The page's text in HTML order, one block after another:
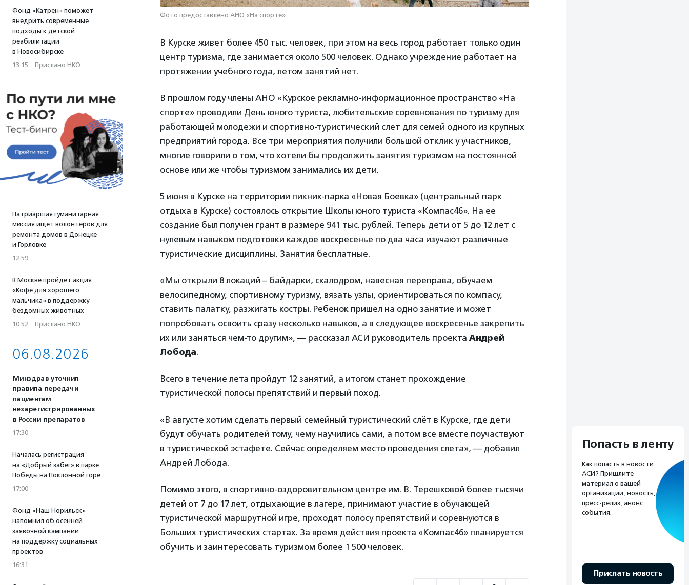
Фонд «Катрен» поможет
внедрить современные
подходы к детской
реабилитации
в Новосибирске
13:15 · Прислано НКО
Патриаршая гуманитарная
миссия ищет волонтеров для
ремонта домов в Донецке
и Горловке
12:59
В Москве пройдет акция
«Кофе для хорошего
мальчика» в поддержку
бездомных животных
10:52 · Прислано НКО
06.08.2026
Минздрав уточнил
правила передачи
пациентам
незарегистрированных
в России препаратов
17:30
Началась регистрация
на «Добрый забег» в парке
Победы на Поклонной горе
17:00
Фонд «Наш Норильск»
напомнил об осенней
заявочной кампании
на поддержку социальных
проектов
16:31
Фото предоставлено АНО «На спорте»
В Курске живет более 450 тыс. человек, при этом на весь город работает только один
центр туризма, где занимается около 500 человек. Однако учреждение работает на
протяжении учебного года, летом занятий нет.
В прошлом году члены АНО «Курское рекламно-информационное пространство «На
спорте» проводили День юного туриста, любительские соревнования по туризму для
работающей молодежи и спортивно-туристический слет для семей одного из крупных
предприятий города. Все три мероприятия получили большой отклик у участников,
многие говорили о том, что хотели бы продолжить занятия туризмом на постоянной
основе или же чтобы туризмом занимались их дети.
5 июня в Курске на территории пикник-парка «Новая Боевка» (центральный парк
отдыха в Курске) состоялось открытие Школы юного туриста «Компас46». На ее
создание был получен грант в размере 941 тыс. рублей. Теперь дети от 5 до 12 лет с
нулевым навыком подготовки каждое воскресенье по два часа изучают различные
туристические дисциплины. Занятия бесплатные.
«Мы открыли 8 локаций – байдарки, скалодром, навесная переправа, обучаем
велосипедному, спортивному туризму, вязать узлы, ориентироваться по компасу,
ставить палатку, разжигать костры. Ребенок пришел на одно занятие и может
попробовать освоить сразу несколько навыков, а в следующее воскресенье закрепить
их или заняться чем-то другим», — рассказал АСИ руководитель проекта Андрей
Лобода.
Всего в течение лета пройдут 12 занятий, а итогом станет прохождение
туристической полосы препятствий и первый поход.
«В августе хотим сделать первый семейный туристический слёт в Курске, где дети
будут обучать родителей тому, чему научились сами, а потом все вместе поучаствуют
в туристической эстафете. Сейчас определяем место проведения слета», — добавил
Андрей Лобода.
Помимо этого, в спортивно-оздоровительном центре им. В. Терешковой более тысячи
детей от 7 до 17 лет, отдыхающие в лагере, принимают участие в обучающей
туристической маршрутной игре, проходят полосу препятствий и соревнуются в
Больших туристических стартах. За время действия проекта «Компас46» планируется
обучить и заинтересовать туризмом более 1 500 человек.
Попасть в ленту
Как попасть в новости
АСИ? Пришлите
материал о вашей
организации, новость,
пресс-релиз, анонс
события.
Прислать новость